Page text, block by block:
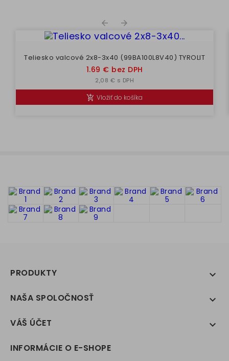
 
Teliesko valcové 2x8-3x40 (99BA100L8V40) TYROLIT
Cena
1.69 € bez DPH
2,08 € s DPH
 Vložiť do košíka
PRODUKTY 
NAŠA SPOLOČNOSŤ 
VÁŠ ÚČET 
INFORMÁCIE O E-SHOPE